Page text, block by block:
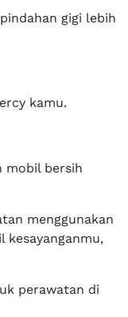
gigi lebih
kamu.
mobil bersih
menggunakan
perawatan di